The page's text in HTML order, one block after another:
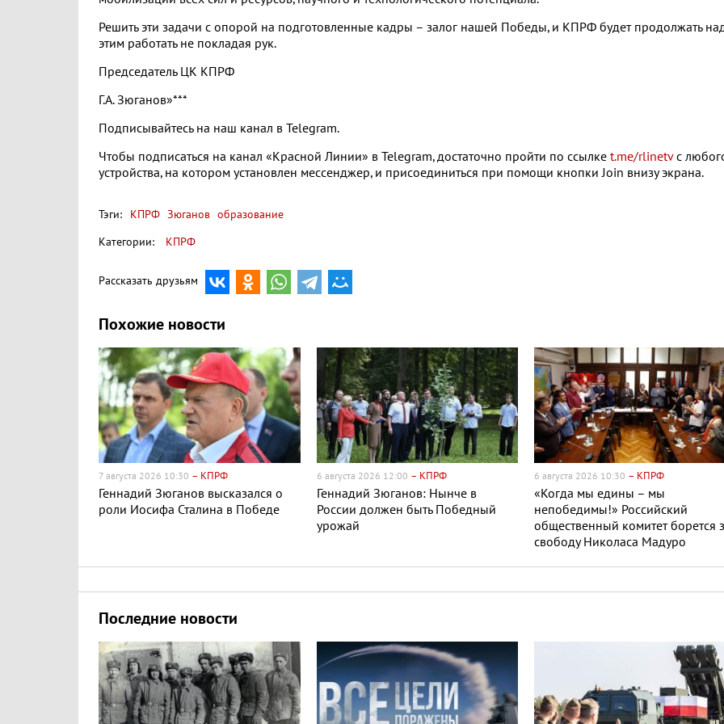
Решить эти задачи с опорой на подготовленные кадры – залог нашей Победы, и КПРФ будет продолжать
этим работать не покладая рук.
Председатель ЦК КПРФ
Г.А. Зюганов»***
Подписывайтесь на наш канал в Telegram.
Чтобы подписаться на канал «Красной Линии» в Telegram, достаточно пройти по ссылке t.me/rlinetvс
устройства, на котором установлен мессенджер, и присоединиться при помощи кнопки Join внизу экрана.
Тэги: КПРФ Зюганов образование
Категории:
КПРФ
Рассказать друзьям
Похожие новости
7 августа 2026 10:30 – КПРФ
Геннадий Зюганов высказался о
роли Иосифа Сталина в Победе
6 августа 2026 12:00 – КПРФ
Геннадий Зюганов: Нынче в
России должен быть Победный
урожай
6 августа 2026 10:30 – КПРФ
«Когда мы едины – мы
непобедимы!» Российский
общественный комитет борется
свободу Николаса Мадуро
Последние новости